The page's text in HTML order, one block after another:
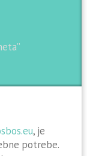
, je
potrebe.